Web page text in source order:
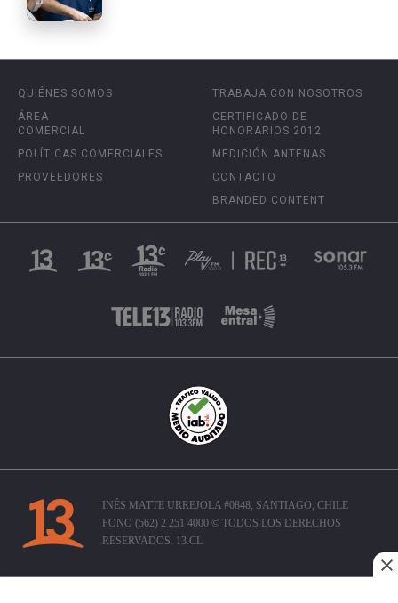
QUIÉNES SOMOS
ÁREA
COMERCIAL
POLÍTICAS COMERCIALES
PROVEEDORES
TRABAJA CON NOSOTROS
CERTIFICADO DE
HONORARIOS 2012
MEDICIÓN ANTENAS
CONTACTO
BRANDED CONTENT
INÉS MATTE URREJOLA #0848, SANTIAGO, CHILE
FONO (562) 2 251 4000 © TODOS LOS DERECHOS
RESERVADOS. 13.CL